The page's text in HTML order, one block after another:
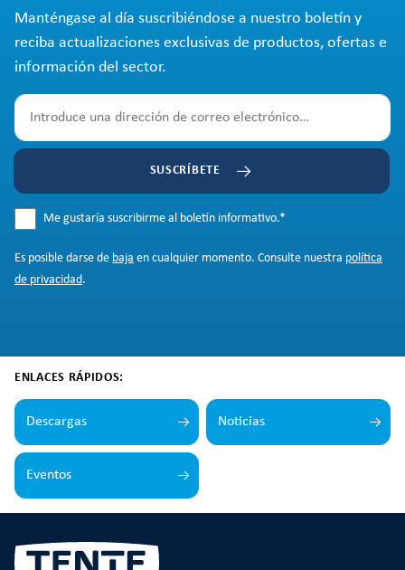
Manténgase al día suscribiéndose a nuestro boletín y
reciba actualizaciones exclusivas de productos, ofertas e
información del sector.
SUSCRÍBETE
Me gustaría suscribirme al boletín informativo.*
Es posible darse de baja en cualquier momento. Consulte nuestra política
de privacidad.
ENLACES RÁPIDOS:
Descargas Noticias
Eventos